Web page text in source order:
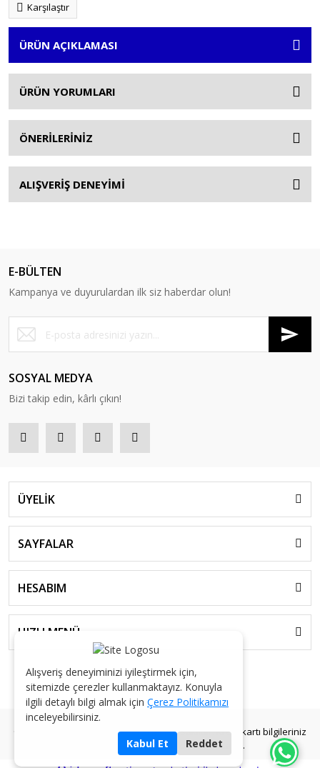
Karşılaştır
ÜRÜN AÇIKLAMASI
ÜRÜN YORUMLARI
ÖNERİLERİNİZ
ALIŞVERİŞ DENEYİMİ
E-BÜLTEN
Kampanya ve duyurulardan ilk siz haberdar olun!
SOSYAL MEDYA
Bizi takip edin, kârlı çıkın!
ÜYELİK
SAYFALAR
HESABIM
HIZLI MENÜ
Alışveriş deneyiminizi iyileştirmek için,
sitemizde çerezler kullanmaktayız. Konuyla
ilgili detaylı bilgi almak için Çerez Politikamızı
inceleyebilirsiniz.
Kabul Et
Reddet
© 2026 AKGÜL KOLONYA - Tüm Hakları Saklıdır. Kredi kartı bilgileriniz
256bit SSL sertifikası ile korunmaktadır.